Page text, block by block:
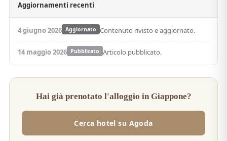
Aggiornamenti recenti
4 giugno 2026 Aggiornato Contenuto rivisto e aggiornato.
14 maggio 2026 Pubblicato Articolo pubblicato.
Hai già prenotato l'alloggio in Giappone?
Cerca hotel su Agoda